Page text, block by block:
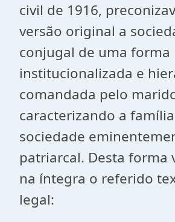
civil de 1916,
versão original a
conjugal de uma forma
institucionalizada e
comandada pelo
caracterizando a
sociedade
patriarcal. Desta forma
na íntegra o referido
legal: